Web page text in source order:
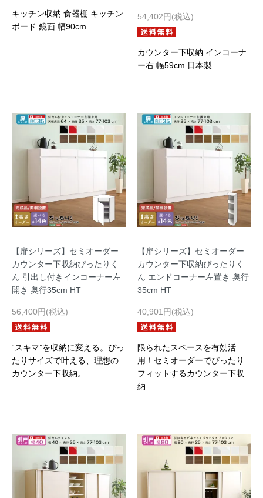
キッチン収納 食器棚 キッチン
ボード 鏡面 幅90cm
54,402円(税込)
カウンター下収納 インコーナ
ー右 幅59cm 日本製
【扉シリーズ】セミオーダー
カウンター下収納ぴったりく
ん 引出し付きインコーナー左
開き 奥行35cm HT
56,400円(税込)
“スキマ”を収納に変える。ぴっ
たりサイズで叶える、理想の
カウンター下収納。
【扉シリーズ】セミオーダー
カウンター下収納ぴったりく
ん エンドコーナー左置き 奥行
35cm HT
40,901円(税込)
限られたスペースを有効活
用！セミオーダーでぴったり
フィットするカウンター下収
納